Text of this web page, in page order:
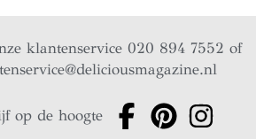
klantenservice 020 894 7552 of
op de hoogte